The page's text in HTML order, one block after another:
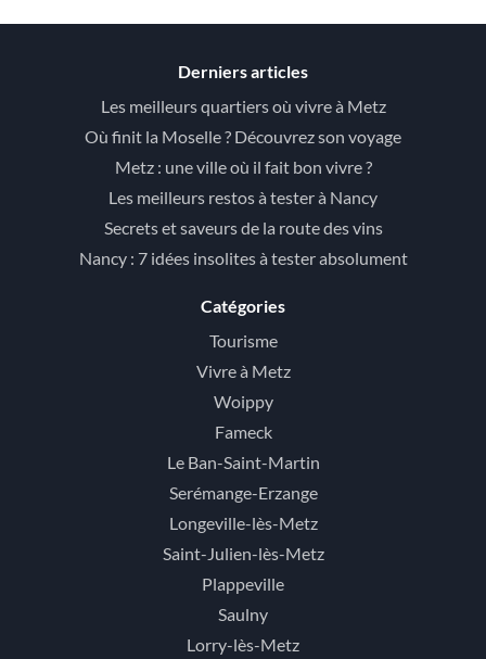
Derniers articles
Les meilleurs quartiers où vivre à Metz
Où finit la Moselle ? Découvrez son voyage
Metz : une ville où il fait bon vivre ?
Les meilleurs restos à tester à Nancy
Secrets et saveurs de la route des vins
Nancy : 7 idées insolites à tester absolument
Catégories
Tourisme
Vivre à Metz
Woippy
Fameck
Le Ban-Saint-Martin
Serémange-Erzange
Longeville-lès-Metz
Saint-Julien-lès-Metz
Plappeville
Saulny
Lorry-lès-Metz